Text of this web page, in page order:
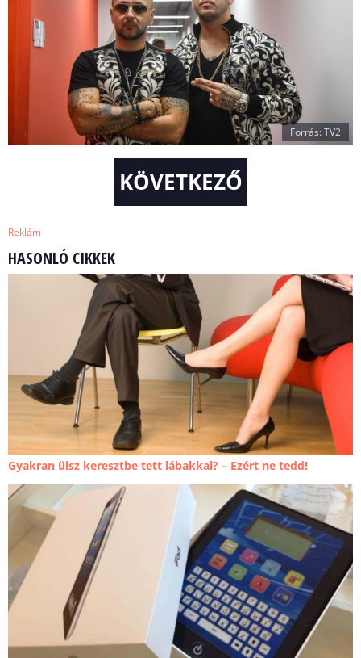
Forrás: TV2
KÖVETKEZŐ
Reklám
HASONLÓ CIKKEK
Gyakran ülsz keresztbe tett lábakkal? – Ezért ne tedd!